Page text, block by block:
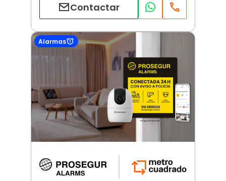
Contactar
Alarmas